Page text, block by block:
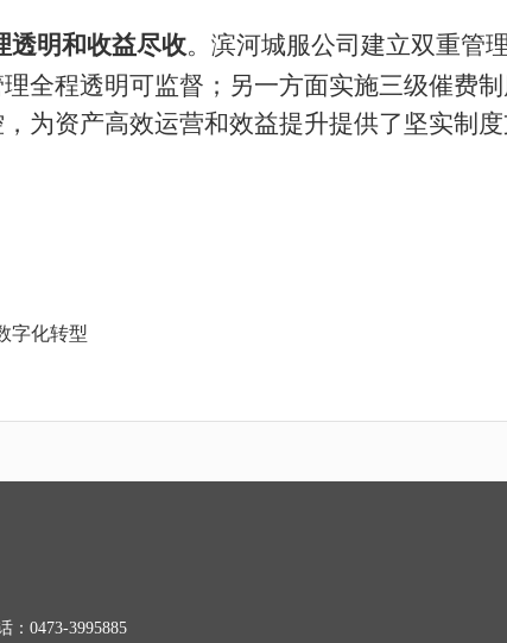
透明和收益尽收。滨河城服公司建立双重管
全程透明可监督；另一方面实施三级催费
为资产高效运营和效益提升提供了坚实制度
字化转型
：0473-3995885